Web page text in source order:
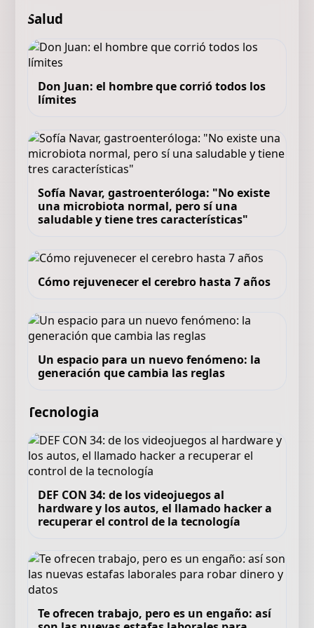
Salud
Don Juan: el hombre que corrió todos los
límites
Sofía Navar, gastroenteróloga: "No existe
una microbiota normal, pero sí una
saludable y tiene tres características"
Cómo rejuvenecer el cerebro hasta 7 años
Un espacio para un nuevo fenómeno: la
generación que cambia las reglas
Tecnologia
DEF CON 34: de los videojuegos al
hardware y los autos, el llamado hacker a
recuperar el control de la tecnología
Te ofrecen trabajo, pero es un engaño: así